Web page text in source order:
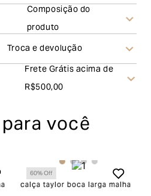
Composição do
produto
Troca e devolução
recebimento do produto. Ao
interna por parte da
vale no valor
Frete Grátis acima de
R$500,00
você
calça taylor boca larga malha
60% Off